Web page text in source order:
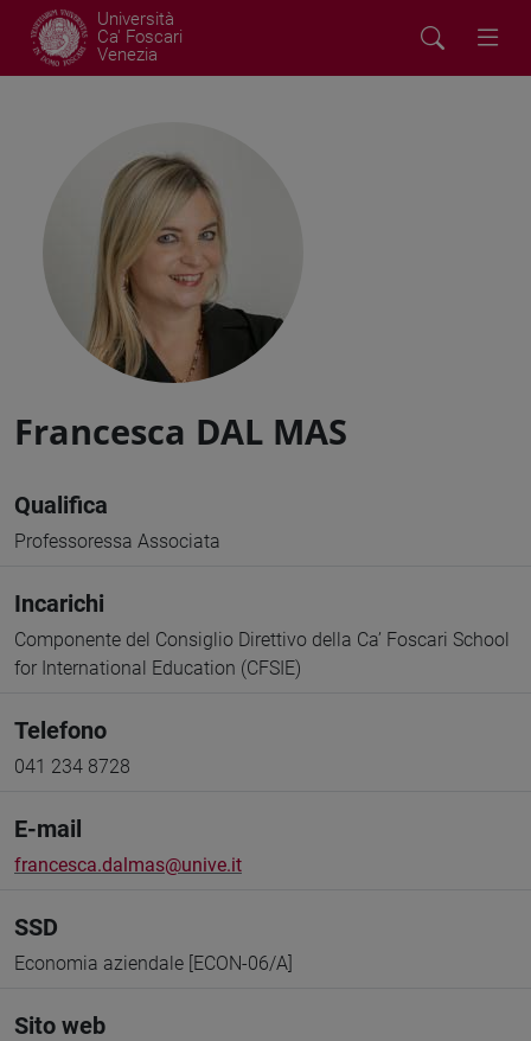
Università
Ca' Foscari
Venezia
Francesca DAL MAS
Qualifica
Professoressa Associata
Incarichi
Componente del Consiglio Direttivo della Ca’ Foscari School
for International Education (CFSIE)
Telefono
041 234 8728
E-mail
francesca.dalmas@unive.it
SSD
Economia aziendale [ECON-06/A]
Sito web